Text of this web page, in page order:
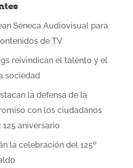
Séneca Audiovisual para
de TV
reivindican el talento y el
sociedad
la defensa de la
con los ciudadanos
125 aniversario
la celebración del 125º